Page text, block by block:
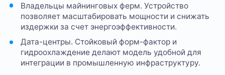
Владельцы майнинговых ферм. Устройство
позволяет масштабировать мощности и снижать
издержки за счет энергоэффективности.
Дата-центры. Стойковый форм-фактор и
гидроохлаждение делают модель удобной для
интеграции в промышленную инфраструктуру.